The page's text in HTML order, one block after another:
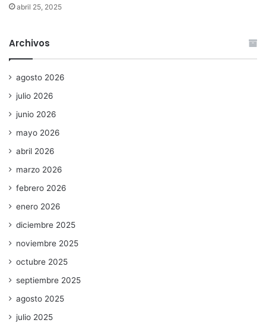
abril 25, 2025
Archivos
agosto 2026
julio 2026
junio 2026
mayo 2026
abril 2026
marzo 2026
febrero 2026
enero 2026
diciembre 2025
noviembre 2025
octubre 2025
septiembre 2025
agosto 2025
julio 2025